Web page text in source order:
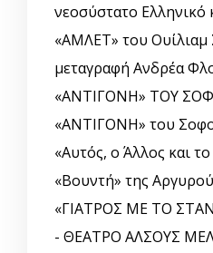
νεοσύστατο Ελληνικό
«ΑΜΛΕΤ» του Ουίλιαμ
μεταγραφή Ανδρέα
«ΑΝΤΙΓΟΝΗ» ΤΟΥ
«ΑΝΤΙΓΟΝΗ» του
«Αυτός, o Άλλος και
«Βουντή» της
«ΓΙΑΤΡΟΣ ΜΕ ΤΟ
- ΘΕΑΤΡΟ ΑΛΣΟΥΣ